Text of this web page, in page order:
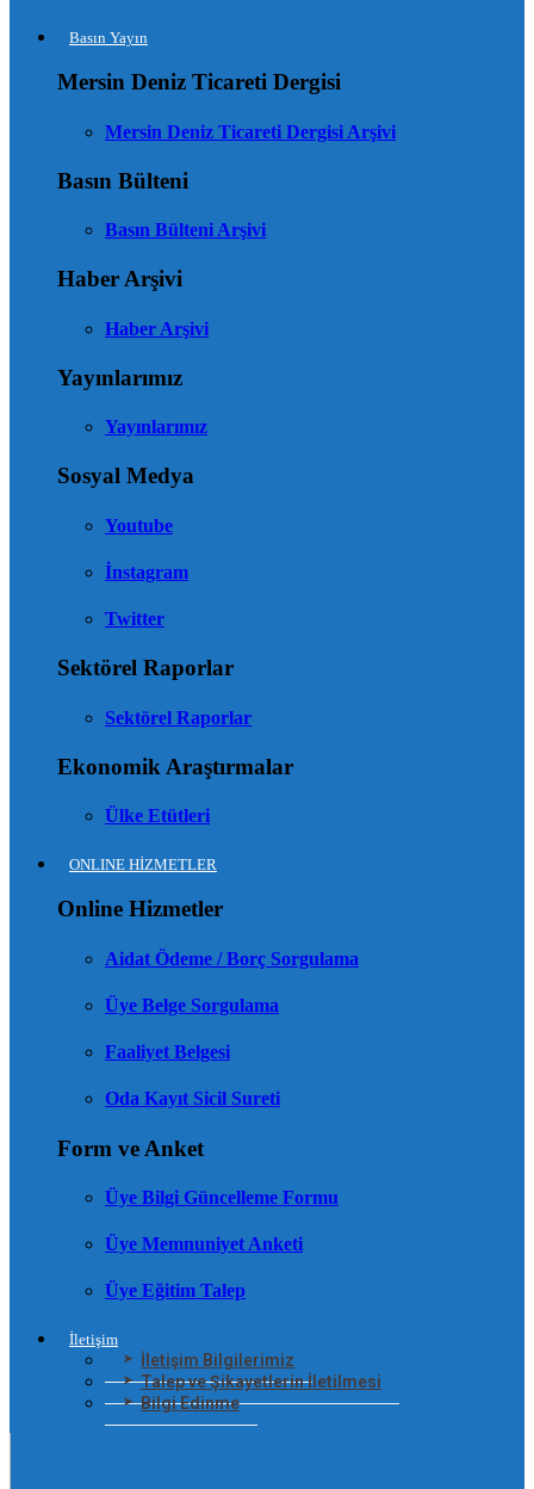
Basın Yayın
Mersin Deniz Ticareti Dergisi
Mersin Deniz Ticareti Dergisi Arşivi
Basın Bülteni
Basın Bülteni Arşivi
Haber Arşivi
Haber Arşivi
Yayınlarımız
Yayınlarımız
Sosyal Medya
Youtube
İnstagram
Twitter
Sektörel Raporlar
Sektörel Raporlar
Ekonomik Araştırmalar
Ülke Etütleri
ONLINE HİZMETLER
Online Hizmetler
Aidat Ödeme / Borç Sorgulama
Üye Belge Sorgulama
Faaliyet Belgesi
Oda Kayıt Sicil Sureti
Form ve Anket
Üye Bilgi Güncelleme Formu
Üye Memnuniyet Anketi
Üye Eğitim Talep
İletişim
İletişim Bilgilerimiz
Talep ve Şikayetlerin İletilmesi
Bilgi Edinme